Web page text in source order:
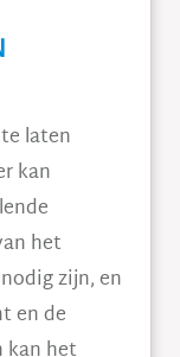
laten
kan
het
zijn, en
en de